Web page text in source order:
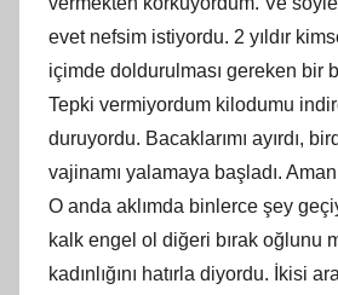
evet nefsim istiyordu. 2 yıldır
içimde doldurulması gereken bir
Tepki vermiyordum kilodumu
duruyordu. Bacaklarımı ayırdı,
vajinamı yalamaya başladı.
O anda aklımda binlerce şey
kalk engel ol diğeri bırak oğlunu
kadınlığını hatırla diyordu. İkisi